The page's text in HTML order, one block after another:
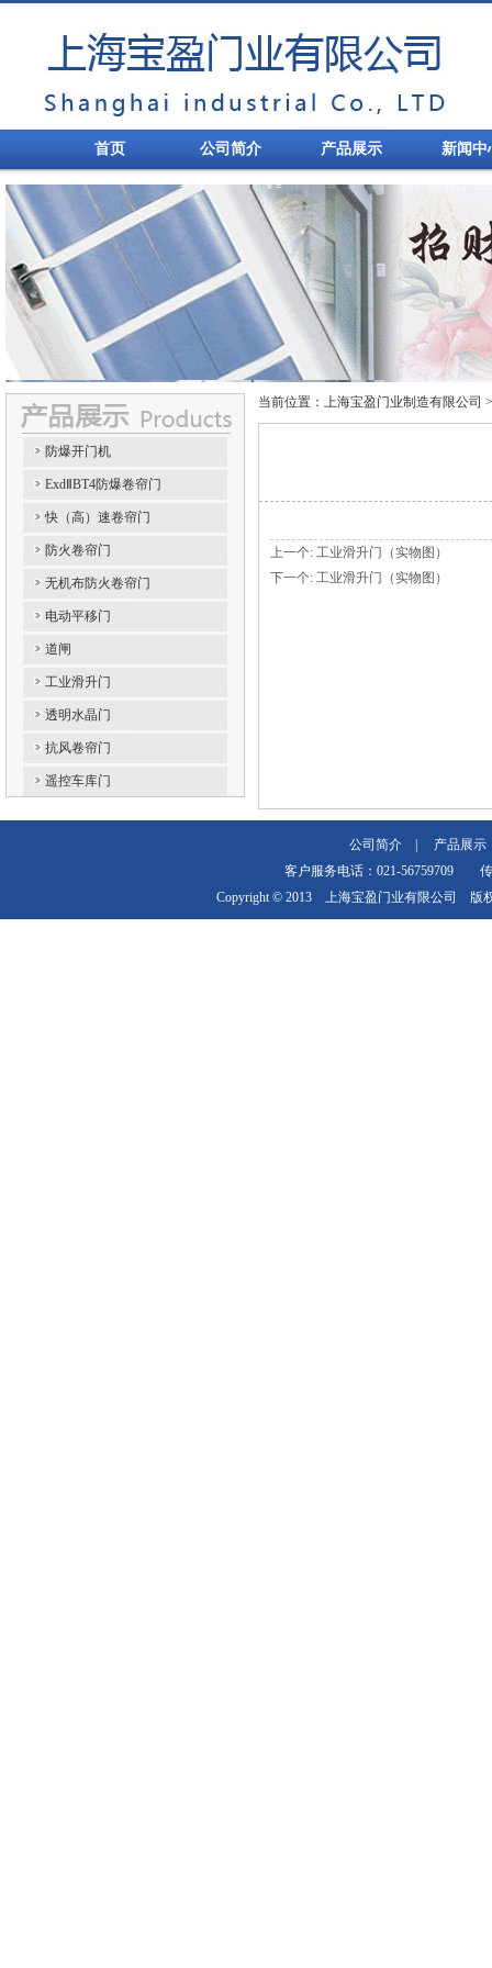
首页 公司简介 产品展示 新闻中
防爆开门机
ExdⅡBT4防爆卷帘门
快（高）速卷帘门
防火卷帘门
无机布防火卷帘门
电动平移门
道闸
工业滑升门
透明水晶门
抗风卷帘门
遥控车库门
当前位置：上海宝盈门业制造有限公司 >
上一个: 工业滑升门（实物图）
下一个: 工业滑升门（实物图）
公司简介 产品展示
客户服务电话：021-56759709
Copyright © 2013 上海宝盈门业有限公司 版